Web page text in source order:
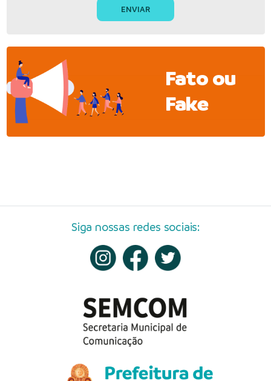
Fato ou
Fake
Siga nossas redes sociais: